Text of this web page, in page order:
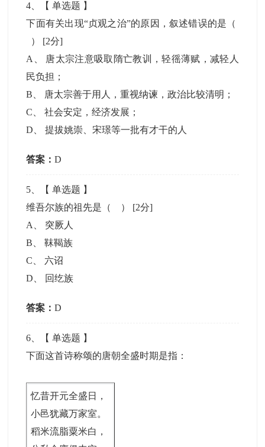
4 、【单选题 】
下面有关出现“贞观之治”的原因，叙述错误的是（
） [2分]
A
唐太宗注意吸取隋亡教训，轻徭薄赋，减轻人
民负担；
B
唐太宗善于用人，重视纳谏，政治比较清明；
C 、社会安定，经济发展；
D 、提拔姚崇、宋璟等一批有才干的人
答案：D
5 、【单选题 】
维吾尔族的祖先是（ ） [2分]
A
突厥人
B 、靺鞨族
C
六诏
D
回纥族
答案：D
6 、【单选题 】
下面这首诗称颂的唐朝全盛时期是指：
忆昔开元全盛日，
小邑犹藏万家室。
稻米流脂粟米白，